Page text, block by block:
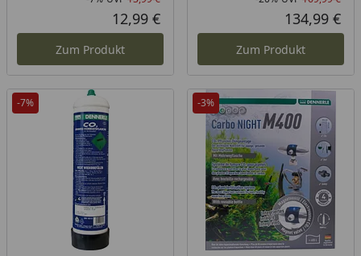
Rabatt in Prozent
Ursprünglicher Preis
Aktueller Preis
12,99 €
Zum Produkt
134,99 €
Zum Produkt
-7% -3%